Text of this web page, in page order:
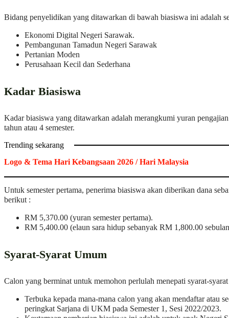
Bidang penyelidikan yang ditawarkan di bawah biasiswa ini adalah
Ekonomi Digital Negeri Sarawak.
Pembangunan Tamadun Negeri Sarawak
Pertanian Moden
Perusahaan Kecil dan Sederhana
Kadar Biasiswa
Kadar biasiswa yang ditawarkan adalah merangkumi yuran
tahun atau 4 semester.
Trending sekarang
Logo & Tema Hari Kebangsaan 2026 / Hari Malaysia
Untuk semester pertama, penerima biasiswa akan diberikan dana
berikut :
RM 5,370.00 (yuran semester pertama).
RM 5,400.00 (elaun sara hidup sebanyak RM 1,800.00
Syarat-Syarat Umum
Calon yang berminat untuk memohon perlulah menepati syarat-
Terbuka kepada mana-mana calon yang akan mendaftar atau
peringkat Sarjana di UKM pada Semester 1, Sesi 2022/2023.